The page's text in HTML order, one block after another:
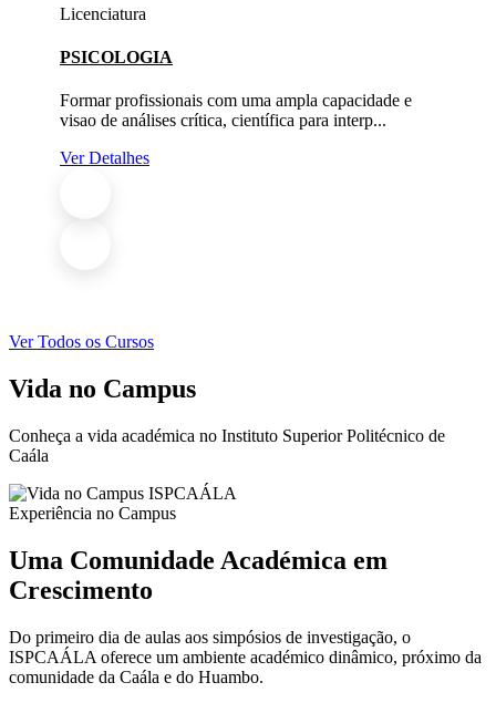
Licenciatura
PSICOLOGIA
Formar profissionais com uma ampla capacidade e
visao de análises crítica, científica para interp...
Ver Detalhes
Ver Todos os Cursos
Vida no Campus
Conheça a vida académica no Instituto Superior Politécnico de
Caála
Experiência no Campus
Uma Comunidade Académica em
Crescimento
Do primeiro dia de aulas aos simpósios de investigação, o
ISPCAÁLA oferece um ambiente académico dinâmico, próximo da
comunidade da Caála e do Huambo.